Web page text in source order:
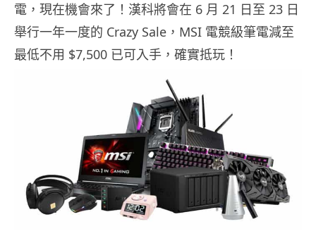
電，現在機會來了！漢科將會在 6 月 21 日至 23 日
舉行一年一度的 Crazy Sale，MSI 電競級筆電減至
最低不用 $7,500 已可入手，確實抵玩！